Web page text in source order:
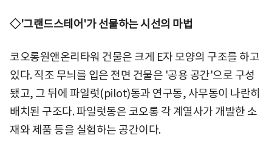
◇'그랜드스테어'가 선물하는 시선의 마법
코오롱원앤온리타워 건물은 크게 E자 모양의 구조를 하고
있다. 직조 무늬를 입은 전면 건물은 '공용 공간'으로 구성
됐고, 그 뒤에 파일럿(pilot)동과 연구동, 사무동이 나란히
배치된 구조다. 파일럿동은 코오롱 각 계열사가 개발한 소
재와 제품 등을 실험하는 공간이다.